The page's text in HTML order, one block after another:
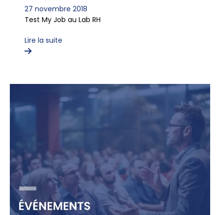
27 novembre 2018
Test My Job au Lab RH
Lire la suite